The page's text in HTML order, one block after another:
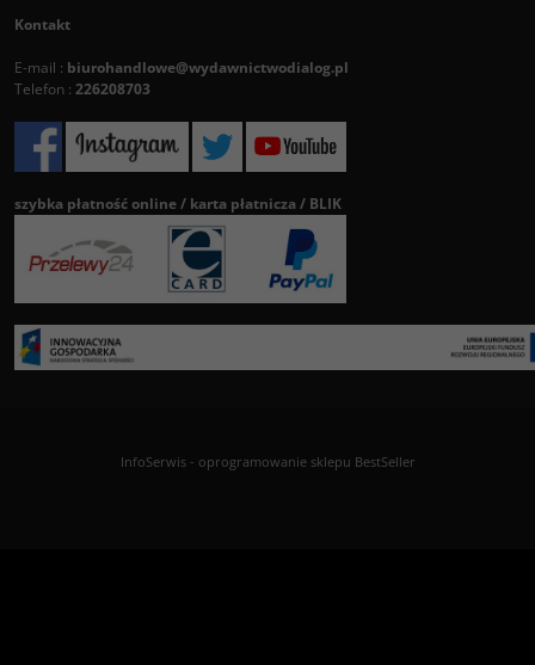
Kontakt
E-mail : biurohandlowe@wydawnictwodialog.pl
Telefon : 226208703
szybka płatność online / karta płatnicza / BLIK
InfoSerwis- oprogramowanie sklepu BestSeller